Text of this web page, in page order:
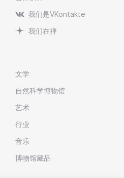
我们是VKontakte
我们在禅
文学
自然科学博物馆
艺术
行业
音乐
博物馆藏品